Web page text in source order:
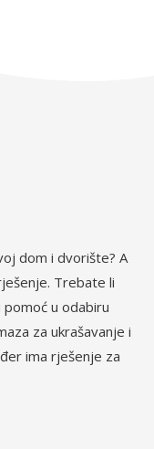
dom i dvorište? A
Trebate li
u odabiru
za ukrašavanje i
ima rješenje za